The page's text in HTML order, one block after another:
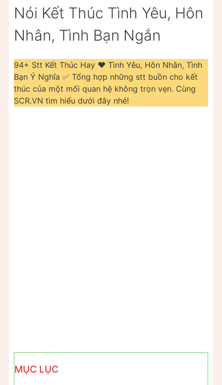
Nói Kết Thúc Tình Yêu, Hôn
Nhân, Tình Bạn Ngắn
94+ Stt Kết Thúc Hay ❤️️ Tình Yêu, Hôn Nhân, Tình
Bạn Ý Nghĩa ✅ Tổng hợp những stt buồn cho kết
thúc của một mối quan hệ không trọn vẹn. Cùng
SCR.VN tìm hiểu dưới đây nhé!
MỤC LỤC